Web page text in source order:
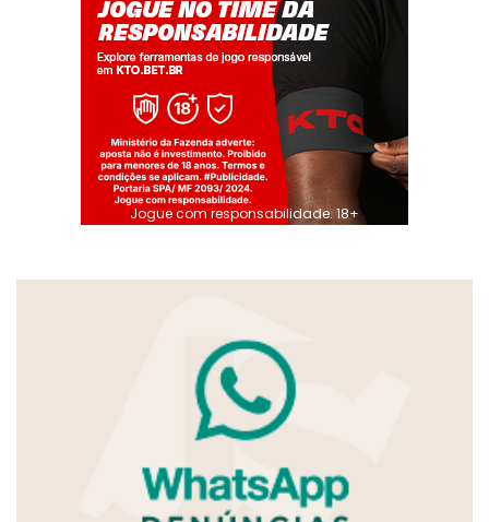
Jogue com responsabilidade. 18+